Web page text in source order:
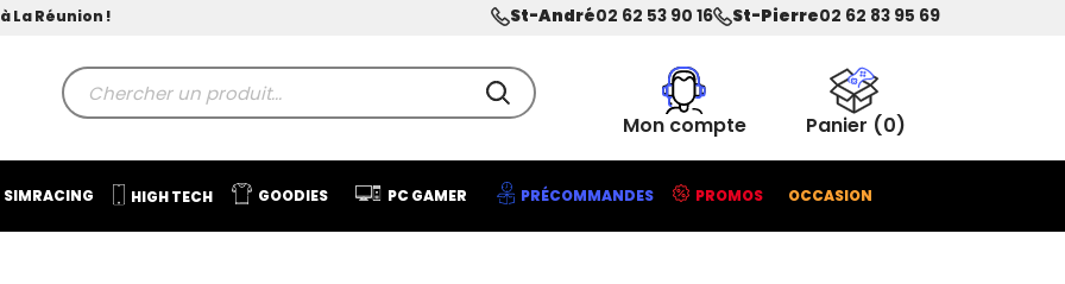
La Réunion ! St-André02 62 53 90 16 St-Pierre02 62 83 95 69
Mon compte Panier (0)
SIMRACING HIGH TECH GOODIES PC GAMER PRÉCOMMANDES PROMOS OCCASION